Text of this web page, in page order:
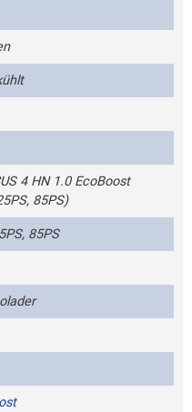
4 HN 1.0 EcoBoost
85PS)
85PS